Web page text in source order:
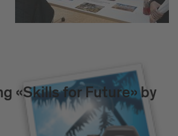
«Skills for Future» by